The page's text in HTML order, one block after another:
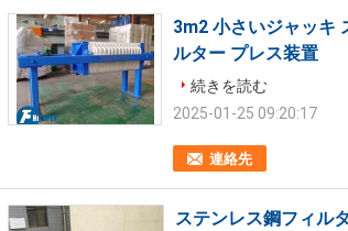
3m2 小さいジャッキ
ルター プレス装置
連絡先
続きを読む
2025-01-25 09:20:17
ステンレス鋼フィル